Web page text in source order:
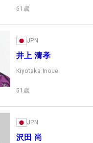
61 歳
JPN
井上 清孝
Kiyotaka Inoue
51 歳
JPN
沢田 尚